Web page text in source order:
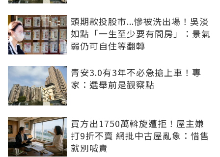
頭期款投股市...慘被洗出場！吳淡
如點「一生至少要有間房」：景氣
弱仍可自住等翻轉
青安3.0有3年不必急搶上車！專
家：選舉前是觀察點
買方出1750萬斡旋遭拒！屋主嫌
打9折不賣 網批中古屋亂象：惜售
就別喊賣